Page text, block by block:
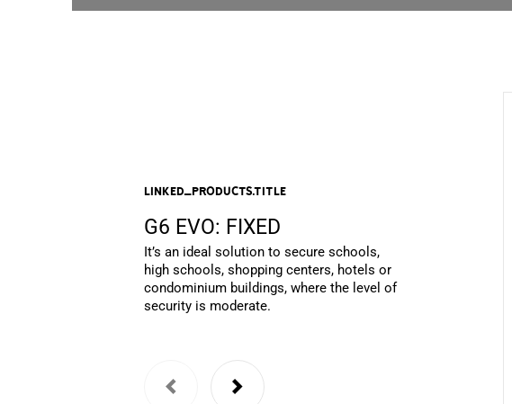
linked_products.title
G6 EVO: FIXED
It’s an ideal solution to secure schools,
high schools, shopping centers, hotels or
condominium buildings, where the level of
security is moderate.